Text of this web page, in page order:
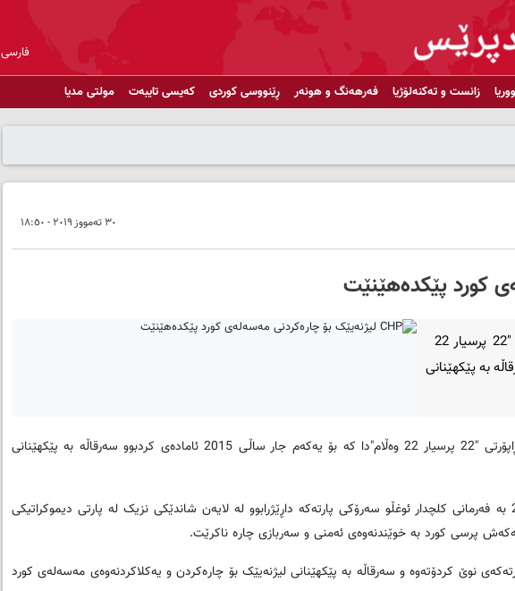
فارسی
زانست و تەکنەلۆژیا فەرهەنگ و هونەر ڕێنووسی کوردی کەیسی تایبەت مولتی مدیا
٣٠ تەمووز ٢٠١٩ - ١٨:٥٠
بەشی تورکیا- CHP لە چوارچێوەی نوێکردنەوەی ڕاپۆرتی "22 پرسیار 22
کردبوو سەرقاڵە بە پێکهێنانی
بەپێی هەواڵی کوردپرێس CHP لە چوارچێوەی نوێکردنەوەی ڕاپۆرتی "22 پرسیار 22 وەڵام"دا کە بۆ یەکەم جار ساڵی 2015 ئامادەی کردبوو سەرقاڵە بە پێکهێنانی
ڕاپۆرتی "22 پرسیار 22 وەڵام"دا کە بۆ یەکەم جار ساڵی 2015 بە فەرمانی کلچدار ئوغڵو سەرۆکی پارتەکە داڕێژرابوو لە لایەن شاندێکی نزیک لە پارتی دیموکراتیکی
پرسی کورد بە خوێندنەوەی ئەمنی و سەربازی چارە ناکرێت.
نوێ کردۆتەوە و سەرقاڵە بە پێکهێنانی لیژنەیێک بۆ چارەکردن و یەکلاکردنەوەی مەسەلەی کورد